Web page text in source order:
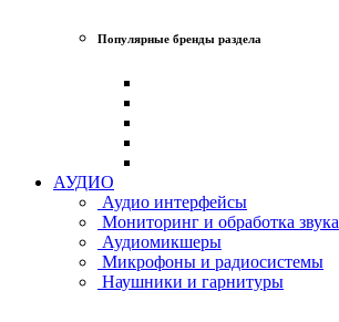
Популярные бренды раздела
АУДИО
Аудио интерфейсы
Мониторинг и обработка звука
Аудиомикшеры
Микрофоны и радиосистемы
Наушники и гарнитуры